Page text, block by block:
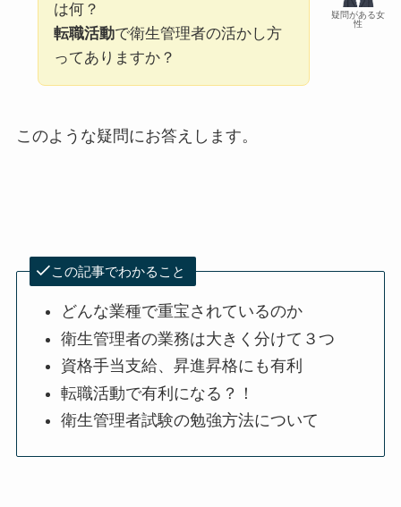
疑問がある女
性
は何？
転職活動で衛生管理者の活かし方
ってありますか？
このような疑問にお答えします。
この記事でわかること
どんな業種で重宝されているのか
衛生管理者の業務は大きく分けて３つ
資格手当支給、昇進昇格にも有利
転職活動で有利になる？！
衛生管理者試験の勉強方法について